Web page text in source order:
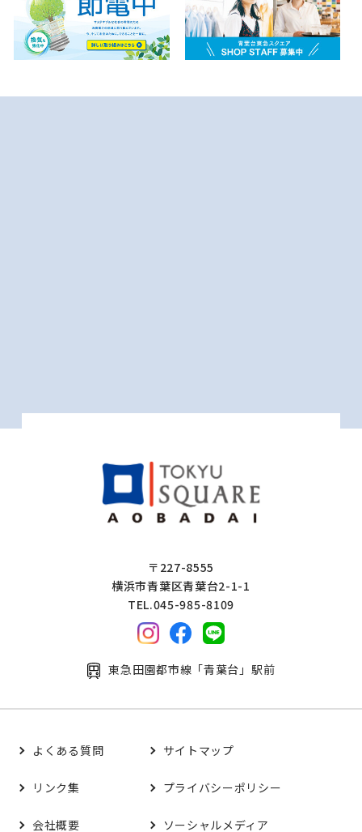
〒227-8555
横浜市青葉区青葉台2-1-1
TEL.045-985-8109
東急田園都市線「青葉台」駅前
よくある質問 サイトマップ
リンク集 プライバシーポリシー
会社概要 ソーシャルメディア